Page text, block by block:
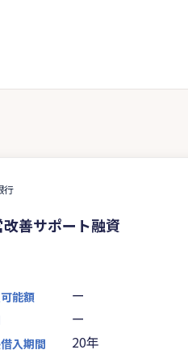
行
善サポート融資
能額 ー
ー
入期間 20年